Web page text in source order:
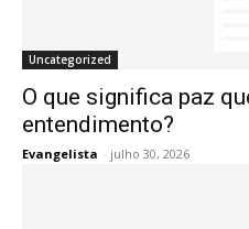
Uncategorized
O que significa paz
entendimento?
Evangelista - julho 30, 2026